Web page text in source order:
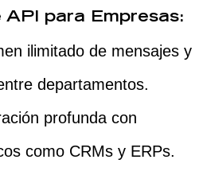
para Empresas:
ilimitado de mensajes y
departamentos.
profunda con
como CRMs y ERPs.